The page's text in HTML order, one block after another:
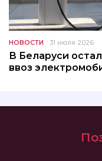
НОВОСТИ 31 июля 2026
В Беларуси
ввоз